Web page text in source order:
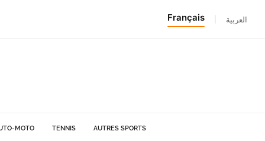
Français العربية
MOTO TENNIS AUTRES SPORTS